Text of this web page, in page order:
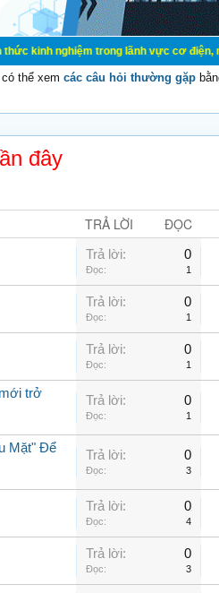
trong lãnh vực cơ điện, mua
thể xem các câu hỏi thường gặp
đây
TRẢ LỜI ĐỌC
Trả lời: 0
Đọc: 1
Trả lời: 0
Đọc: 1
Trả lời: 0
Đọc: 1
trở
Trả lời: 0
Đọc: 1
Mặt" Để
Trả lời: 0
Đọc: 3
Trả lời: 0
Đọc: 4
Trả lời: 0
Đọc: 3